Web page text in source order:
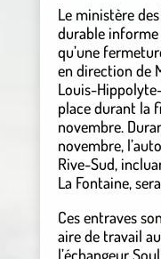
Le ministère
durable informe
qu’une
en direction de
Louis-
place durant la
novembre.
novembre,
Rive-Sud,
La Fontaine,
Ces entraves
aire de travail
l’échangeur